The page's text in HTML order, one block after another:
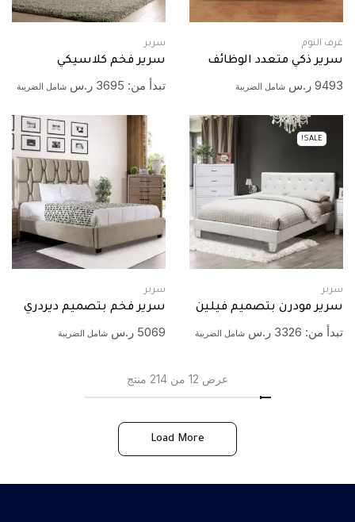
غرف النوم
سرير ذكي متعدد الوظائف
9493 ر.س شامل الضريبة
سرير
سرير فخم كلاسيكي
تبدأ من: 3695 ر.س شامل الضريبة
SALE!
سرير
سرير مودرن بتصميم فيلين
تبدأ من: 3326 ر.س شامل الضريبة
سرير
سرير فخم بتصميم ديردري
5069 ر.س شامل الضريبة
عرض 12 من 214 منتج
Load More